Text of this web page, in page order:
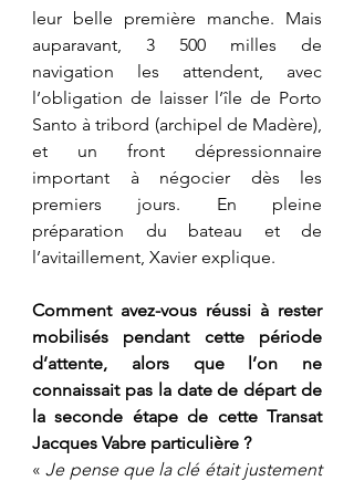
leur belle première manche. Mais
auparavant, 3 500 milles de
navigation les attendent, avec
l’obligation de laisser l’île de Porto
Santo à tribord (archipel de Madère),
et un front dépressionnaire
important à négocier dès les
premiers jours. En pleine
préparation du bateau et de
l’avitaillement, Xavier explique.
Comment avez-vous réussi à rester
mobilisés pendant cette période
d’attente, alors que l’on ne
connaissait pas la date de départ de
la seconde étape de cette Transat
Jacques Vabre particulière ?
« Je pense que la clé était justement